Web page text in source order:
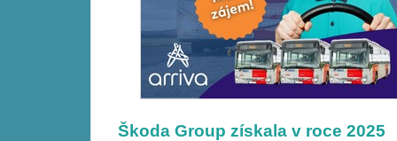
Škoda Group získala v roce 2025